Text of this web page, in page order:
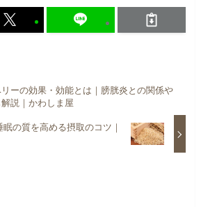
ーの効果・効能とは｜膀胱炎との関係や
説｜かわしま屋
の質を高める摂取のコツ｜